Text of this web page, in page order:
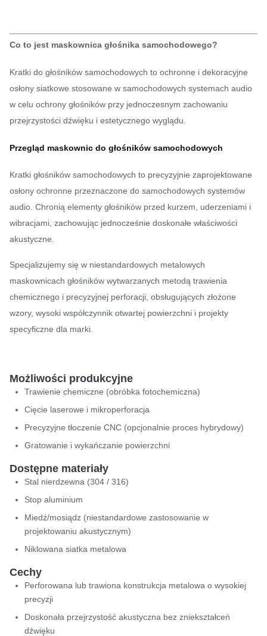
Co to jest maskownica głośnika samochodowego?
Kratki do głośników samochodowych to ochronne i dekoracyjne
osłony siatkowe stosowane w samochodowych systemach audio
w celu ochrony głośników przy jednoczesnym zachowaniu
przejrzystości dźwięku i estetycznego wyglądu.
Przegląd maskownic do głośników samochodowych
Kratki głośników samochodowych to precyzyjnie zaprojektowane
osłony ochronne przeznaczone do samochodowych systemów
audio. Chronią elementy głośników przed kurzem, uderzeniami i
wibracjami, zachowując jednocześnie doskonałe właściwości
akustyczne.
Specjalizujemy się w niestandardowych metalowych
maskownicach głośników wytwarzanych metodą trawienia
chemicznego i precyzyjnej perforacji, obsługujących złożone
wzory, wysoki współczynnik otwartej powierzchni i projekty
specyficzne dla marki.
Możliwości produkcyjne
Trawienie chemiczne (obróbka fotochemiczna)
Cięcie laserowe i mikroperforacja
Precyzyjne tłoczenie CNC (opcjonalnie proces hybrydowy)
Gratowanie i wykańczanie powierzchni
Dostępne materiały
Stal nierdzewna (304 / 316)
Stop aluminium
Miedź/mosiądz (niestandardowe zastosowanie w
projektowaniu akustycznym)
Niklowana siatka metalowa
Cechy
Perforowana lub trawiona konstrukcja metalowa o wysokiej
precyzji
Doskonała przejrzystość akustyczna bez zniekształceń
dźwięku